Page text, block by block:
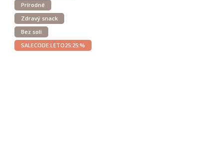
Prírodné
Zdravý snack
Bez soli
SALECODE:LETO25:25:%